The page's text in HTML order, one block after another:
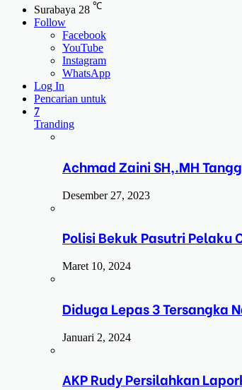
Surabaya 28 ℃
Follow
Facebook
YouTube
Instagram
WhatsApp
Log In
Pencarian untuk
7
Tranding
Achmad Zaini SH,.MH
Desember 27, 2023
Polisi Bekuk Pasutri Pelaku
Maret 10, 2024
Diduga Lepas 3 Tersangka
Januari 2, 2024
AKP Rudy Persilahkan